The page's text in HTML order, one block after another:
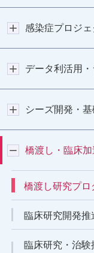
感染症プロジェ
データ利活用
シーズ開発・
橋渡し・臨床
橋渡し研究プロ
臨床研究開発推
臨床研究・治